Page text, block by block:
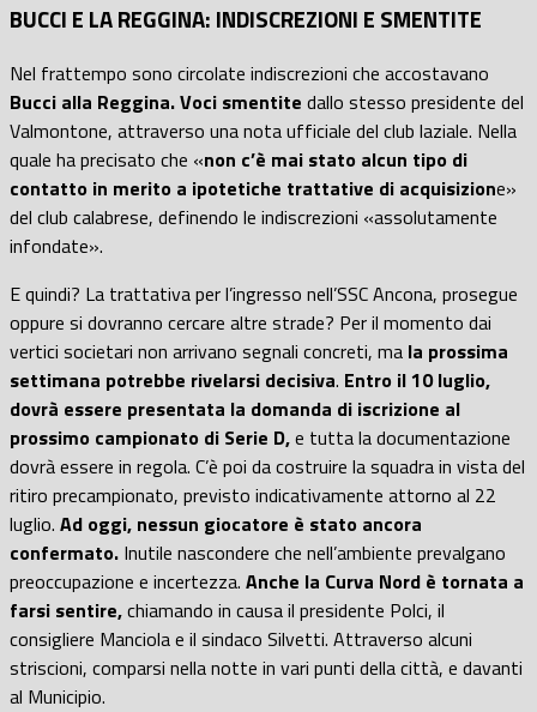
BUCCI E LA REGGINA: INDISCREZIONI E SMENTITE
Nel frattempo sono circolate indiscrezioni che accostavano
Bucci alla Reggina.Voci smentite dallo stesso presidente del
Valmontone, attraverso una nota ufficiale del club laziale. Nella
quale ha precisato che «non c’è mai stato alcun tipo di
contatto in merito a ipotetiche trattative di acquisizione»
del club calabrese, definendo le indiscrezioni «assolutamente
infondate».
E quindi? La trattativa per l’ingresso nell’SSC Ancona, prosegue
oppure si dovranno cercare altre strade? Per il momento dai
vertici societari non arrivano segnali concreti, ma la prossima
settimana potrebbe rivelarsi decisiva. Entro il 10 luglio,
dovrà essere presentata la domanda di iscrizione al
prossimo campionato di Serie D,e tutta la documentazione
dovrà essere in regola. C’è poi da costruire la squadra in vista del
ritiro precampionato, previsto indicativamente attorno al 22
luglio. Ad oggi, nessun giocatore è stato ancora
confermato. Inutile nascondere che nell’ambiente prevalgano
preoccupazione e incertezza. Anche la Curva Nord è tornata a
farsi sentire,chiamando in causa il presidente Polci, il
consigliere Manciola e il sindaco Silvetti. Attraverso alcuni
striscioni, comparsi nella notte in vari punti della città, e davanti
al Municipio.